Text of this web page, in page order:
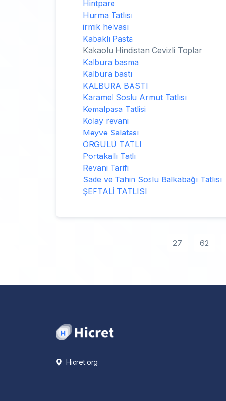
Hintpare
Hurma Tatlısı
irmik helvası
Kabaklı Pasta
Kakaolu Hindistan Cevizli Toplar
Kalbura basma
Kalbura bastı
KALBURA BASTI
Karamel Soslu Armut Tatlısı
Kemalpasa Tatlisi
Kolay revani
Meyve Salatası
ÖRGÜLÜ TATLI
Portakallı Tatlı
Revani Tarifi
Sade ve Tahin Soslu Balkabağı Tatlısı
ŞEFTALİ TATLISI
27 62
Hicret.org